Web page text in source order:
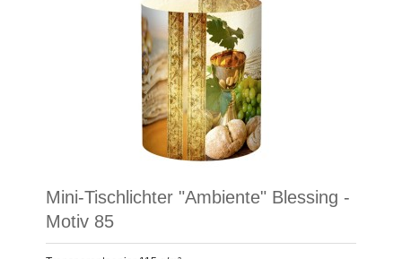
Mini-Tischlichter "Ambiente" Blessing -
Motiv 85